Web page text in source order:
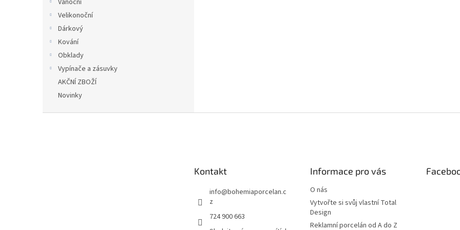
Vánoční
Velikonoční
Dárkový
Kování
Obklady
Vypínače a zásuvky
AKČNÍ ZBOŽÍ
Novinky
Kontakt
info@bohemiaporcelan.c
z
724 900 663
Informace pro vás
O nás
Vytvořte si svůj vlastní Total
Design
Reklamní porcelán od A do Z